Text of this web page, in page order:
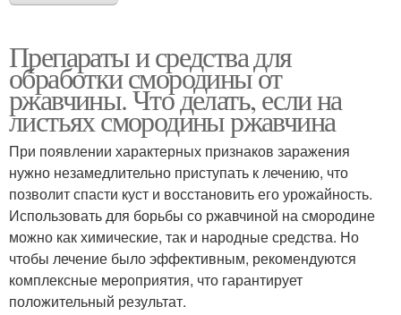
Препараты и средства для
обработки смородины от
ржавчины. Что делать, если на
листьях смородины ржавчина
При появлении характерных признаков заражения
нужно незамедлительно приступать к лечению, что
позволит спасти куст и восстановить его урожайность.
Использовать для борьбы со ржавчиной на смородине
можно как химические, так и народные средства. Но
чтобы лечение было эффективным, рекомендуются
комплексные мероприятия, что гарантирует
положительный результат.